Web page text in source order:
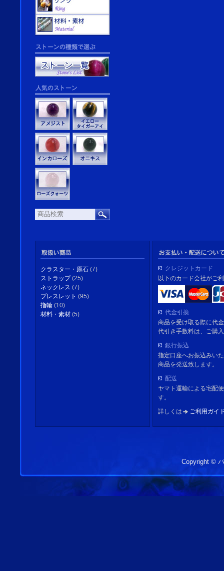
クラスター・原石 (7)
ストラップ(25)
ネックレス (7)
ブレスレット (95)
指輪 (10)
材料・素材 (5)
クレジットカード
以下のカード会社がご
代金引換
商品を受け取る際に代
代引き手数料は、ご購
銀行振込
指定口座へお振込みい
商品を発送致します。
配送
ヤマト運輸による宅配
す。
詳しくは
ご利用ガイ
Copyright ©